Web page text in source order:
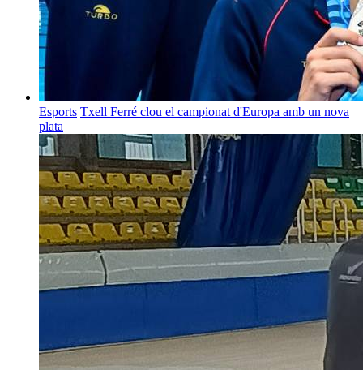
Esports Txell Ferré clou el campionat d'Europa amb un nova
plata